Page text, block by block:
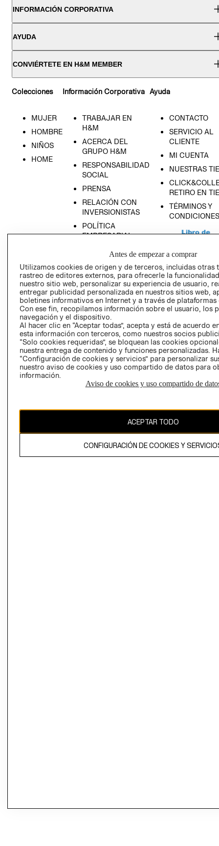
INFORMACIÓN CORPORATIVA
AYUDA
CONVIÉRTETE EN H&M MEMBER
Colecciones
MUJER
HOMBRE
NIÑOS
HOME
Información Corporativa
TRABAJAR EN
H&M
ACERCA DEL
GRUPO H&M
RESPONSABILIDAD
SOCIAL
PRENSA
RELACIÓN CON
INVERSIONISTAS
POLÍTICA
EMPRESARIAL
Ayuda
CONTACTO
SERVICIO AL
CLIENTE
MI CUENTA
NUESTRAS
RETIRO EN
TÉRMINOS Y
CONDICIONES
AVISO DE
PRIVACIDAD
GIFT CARD
El contenido de esta página web está protegido por copyright y es
propiedad de H&M Hennes & Mauritz AB
Antes de empezar a comprar
Utilizamos cookies de origen y de terceros, incluidas otras
rastreo de editores externos, para ofrecerle la
nuestro sitio web, personalizar su experiencia de usuario,
entregar publicidad personalizada en nuestros sitios web,
boletines informativos en Internet y a través de plataformas
Con ese fin, recopilamos información sobre el usuario, los
navegación y el dispositivo.
Al hacer clic en “Aceptar todas”, acepta y está de acuerdo
esta información con terceros, como nuestros socios
“Solo cookies requeridas”, se bloquean las cookies
nuestra entrega de contenido y funciones personalizadas.
“Configuración de cookies y servicios” para personalizar
nuestro aviso de cookies y uso compartido de datos para
información.
Aviso de cookies y uso compartido de
ACEPTAR TODO
CONFIGURACIÓN DE COOKIES Y